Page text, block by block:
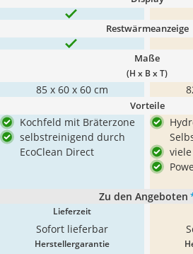
Restwärmeanzeige
Maße
(H x B x T)
85 x 60 x 60 cm
Vorteile
Kochfeld mit Bräterzone
selbstreinigend durch
EcoClean Direct
Zu den Angeboten
Lieferzeit
Sofort lieferbar
Herstellergarantie